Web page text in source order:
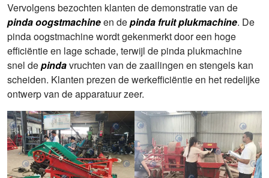
Vervolgens bezochten klanten de demonstratie van de
pinda oogstmachineen depinda fruit plukmachine. De
pinda oogstmachine wordt gekenmerkt door een hoge
efficiëntie en lage schade, terwijl de pinda plukmachine
snel depindavruchten van de zaailingen en stengels kan
scheiden. Klanten prezen de werkefficiëntie en het redelijke
ontwerp van de apparatuur zeer.